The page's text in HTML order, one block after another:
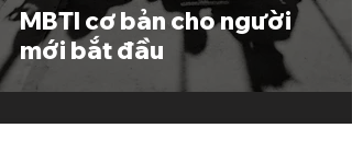
MBTI cơ bản cho người
mới bắt đầu